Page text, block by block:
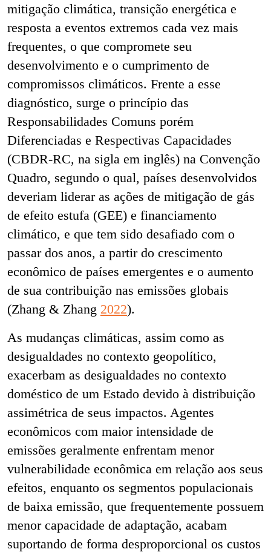
mitigação climática, transição energética e
resposta a eventos extremos cada vez mais
frequentes, o que compromete seu
desenvolvimento e o cumprimento de
compromissos climáticos. Frente a esse
diagnóstico, surge o princípio das
Responsabilidades Comuns porém
Diferenciadas e Respectivas Capacidades
(CBDR-RC, na sigla em inglês) na Convenção
Quadro, segundo o qual, países desenvolvidos
deveriam liderar as ações de mitigação de gás
de efeito estufa (GEE) e financiamento
climático, e que tem sido desafiado com o
passar dos anos, a partir do crescimento
econômico de países emergentes e o aumento
de sua contribuição nas emissões globais
(Zhang & Zhang 2022).
As mudanças climáticas, assim como as
desigualdades no contexto geopolítico,
exacerbam as desigualdades no contexto
doméstico de um Estado devido à distribuição
assimétrica de seus impactos. Agentes
econômicos com maior intensidade de
emissões geralmente enfrentam menor
vulnerabilidade econômica em relação aos seus
efeitos, enquanto os segmentos populacionais
de baixa emissão, que frequentemente possuem
menor capacidade de adaptação, acabam
suportando de forma desproporcional os custos